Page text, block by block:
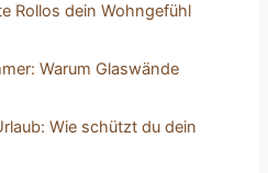
Rollos dein Wohngefühl
Warum Glaswände
Wie schützt du dein